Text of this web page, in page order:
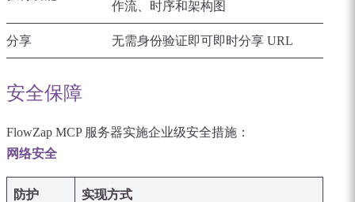
作流、时序和架构图
分享 无需身份验证即可即时分享 URL
安全保障
FlowZap MCP 服务器实施企业级安全措施：
网络安全
防护 实现方式